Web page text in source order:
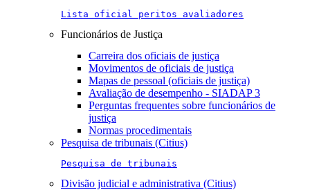
Lista oficial peritos avaliadores
Funcionários de Justiça
Carreira dos oficiais de justiça
Movimentos de oficiais de justiça
Mapas de pessoal (oficiais de justiça)
Avaliação de desempenho - SIADAP 3
Perguntas frequentes sobre funcionários de
justiça
Normas procedimentais
Pesquisa de tribunais (Citius)
Pesquisa de tribunais
Divisão judicial e administrativa (Citius)